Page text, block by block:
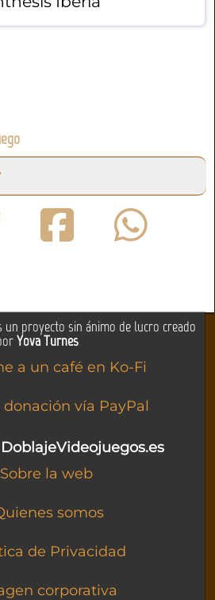
un proyecto sin ánimo de lucro creado
Yova Turnes
a un café en Ko-Fi
donación vía PayPal
DoblajeVideojuegos.es
Sobre la web
somos
de Privacidad
corporativa